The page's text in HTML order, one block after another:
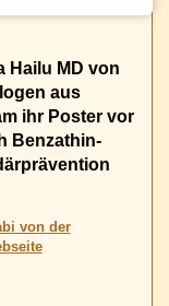
Hailu MD von
aus
ihr Poster vor
Benzathin-
von der